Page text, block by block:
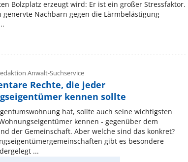
Bolzplatz erzeugt wird: Er ist ein großer Stressfaktor.
genervte Nachbarn gegen die Lärmbelästigung
Anwalt-Suchservice
Rechte, die jeder
kennen sollte
hat, sollte auch seine wichtigsten
kennen - gegenüber dem
der Gemeinschaft. Aber welche sind das konkret?
gibt es besondere
...